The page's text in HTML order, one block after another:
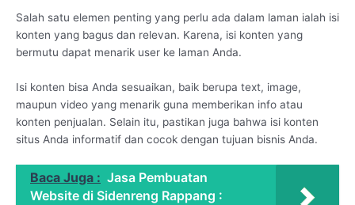
Salah satu elemen penting yang perlu ada dalam laman ialah isi
konten yang bagus dan relevan. Karena, isi konten yang
bermutu dapat menarik user ke laman Anda.
Isi konten bisa Anda sesuaikan, baik berupa text, image,
maupun video yang menarik guna memberikan info atau
konten penjualan. Selain itu, pastikan juga bahwa isi konten
situs Anda informatif dan cocok dengan tujuan bisnis Anda.
Baca Juga : Jasa Pembuatan
Website di Sidenreng Rappang :